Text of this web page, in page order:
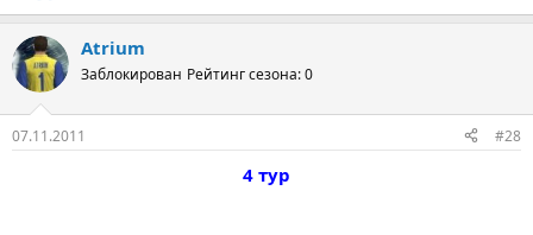
Atrium
Заблокирован Рейтинг сезона: 0
07.11.2011 #28
4 тур